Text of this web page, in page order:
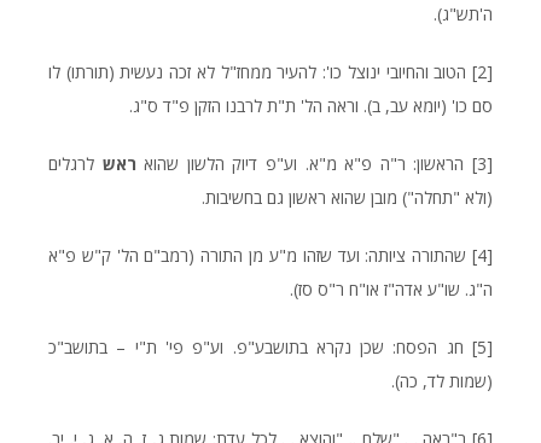
ה'תש"ג).
[2] הטוב והחיובי ינוצל כו': להעיר ממחז"ל לא זכה נעשית (תורתו) לו
סם כו' (יומא עב, ב). וראה הל' ת"ת לרבנו הזקן פ"ד ס"ג.
[3]הראשון: ר"ה פ"א מ"א. וע"פ דיוק הלשון שהוא ראש לרגלים
(ולא "תחלה") מובן שהוא ראשון גם בחשיבות.
[4] שהתורה ציותה: ועד שזהו מ"ע מן התורה (רמב"ם הל' ק"ש פ"א
ה"ג. שו"ע אדה"ז או"ח ר"ס סז).
[5] חג הפסח: שכן נקרא בתושבע"פ. וע"פ פי' ת"י – בתושב"כ
(שמות לד, כה).
[6] ב"ראה . . "שלח .. "והוצא . . לכל עדת: שמות ג, ז. ה, א. ג, י. יב.